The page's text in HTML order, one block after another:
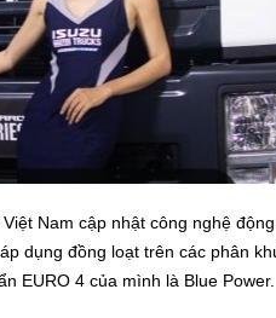
Nam cập nhật công nghệ
dụng đồng loạt trên các phân
EURO 4 của mình là Blue Power.